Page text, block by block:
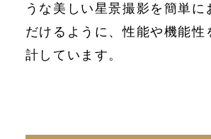
うな美しい星景撮影を簡単に
だけるように、性能や機能性
計しています。